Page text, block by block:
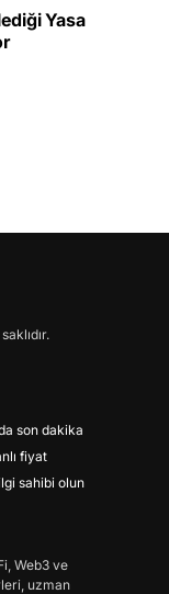
Yasa
son dakika
fiyat
sahibi olun
Web3 ve
uzman